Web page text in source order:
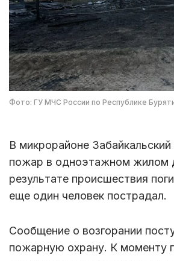
Фото: ГУ МЧС России по Республике
В микрорайоне
пожар в одноэтажном жилом
результате происшествия
еще один человек пострадал.
Сообщение о возгорании
пожарную охрану. К моменту